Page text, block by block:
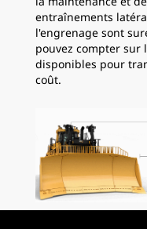
entraînements
l'engrenage sont
pouvez compter sur
disponibles pour
coût.